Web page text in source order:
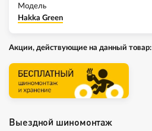
Модель
Hakka Green
Акции, действующие на данный товар:
Выездной шиномонтаж